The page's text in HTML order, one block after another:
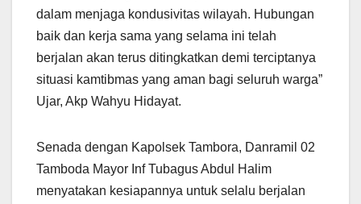
dalam menjaga kondusivitas wilayah. Hubungan
baik dan kerja sama yang selama ini telah
berjalan akan terus ditingkatkan demi terciptanya
situasi kamtibmas yang aman bagi seluruh warga”
Ujar, Akp Wahyu Hidayat.
Senada dengan Kapolsek Tambora, Danramil 02
Tamboda Mayor Inf Tubagus Abdul Halim
menyatakan kesiapannya untuk selalu berjalan